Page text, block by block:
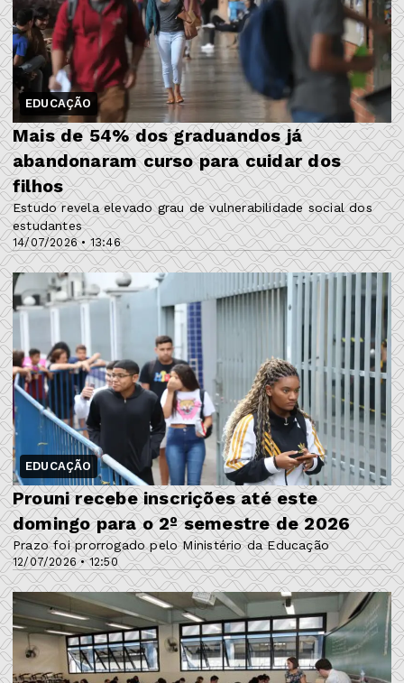
EDUCAÇÃO
14/07/2026 • 13:46
Mais de 54% dos graduandos já
abandonaram curso para cuidar dos
filhos
Estudo revela elevado grau de vulnerabilidade social dos
estudantes
EDUCAÇÃO
12/07/2026 • 12:50
Prouni recebe inscrições até este
domingo para o 2º semestre de 2026
Prazo foi prorrogado pelo Ministério da Educação